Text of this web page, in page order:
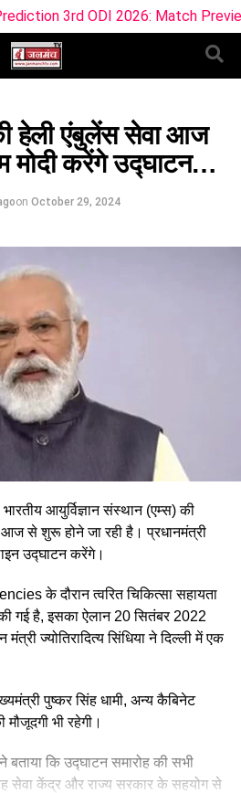
2026: Match Preview, Pitch
हेली एंबुलेंस सेवा आज
मोदी करेंगे उद्घाटन…
on October 29, 2024
आयुर्विज्ञान संस्थान (एम्स) की
आज से शुरू होने जा रही है। प्रधानमंत्री
उद्घाटन करेंगे।
के दौरान त्वरित चिकित्सा सहायता
गई है, इसका ऐलान 20 सितंबर 2022
ज्योतिरादित्य सिंधिया ने दिल्ली में एक
पुष्कर सिंह धामी, अन्य कैबिनेट
मौजूदगी भी रहेगी।
कि उद्घाटन समारोह की सभी
सेवा केंद्र और राज्य सरकार के सहयोग से